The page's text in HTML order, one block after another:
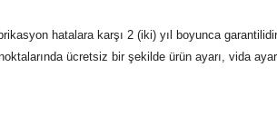
hatalara karşı 2 (iki) yıl boyunca
ücretsiz bir şekilde ürün ayarı, vida